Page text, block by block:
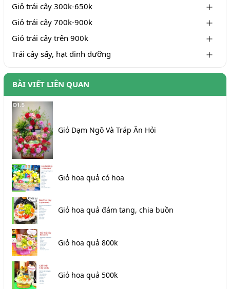
Giỏ trái cây 300k-650k
Giỏ trái cây 700k-900k
Giỏ trái cây trên 900k
Trái cây sấy, hạt dinh dưỡng
BÀI VIẾT LIÊN QUAN
Giỏ Dạm Ngõ Và Tráp Ăn Hỏi
Giỏ hoa quả có hoa
Giỏ hoa quả đám tang, chia buồn
Giỏ hoa quả 800k
Giỏ hoa quả 500k